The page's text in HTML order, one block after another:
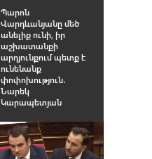
Պարոն
Վարդևանյանը մեծ
անելիք ունի, իր
աշխատանքի
արդյունքում պետք է
ունենանք
փոփոխություն․
Նարեկ
Կարապետյան